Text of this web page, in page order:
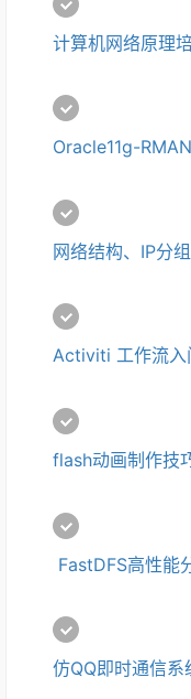
计算机网络原理
网络结构、IP分
Activiti 工作流入
flash动画制作技
FastDFS高性能
仿QQ即时通信系